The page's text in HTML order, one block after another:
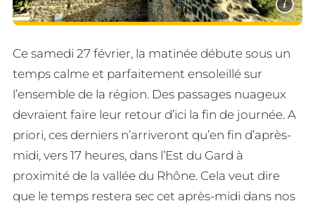
i
Ce samedi 27 février, la matinée débute sous un
temps calme et parfaitement ensoleillé sur
l’ensemble de la région. Des passages nuageux
devraient faire leur retour d’ici la fin de journée. A
priori, ces derniers n’arriveront qu’en fin d’après-
midi, vers 17 heures, dans l’Est du Gard à
proximité de la vallée du Rhône. Cela veut dire
que le temps restera sec cet après-midi dans nos